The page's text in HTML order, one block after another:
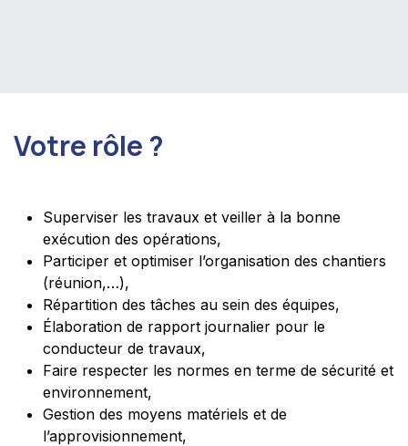
Votre rôle ?
Superviser les travaux et veiller à la bonne
exécution des opérations,
Participer et optimiser l’organisation des chantiers
(réunion,…),
Répartition des tâches au sein des équipes,
Élaboration de rapport journalier pour le
conducteur de travaux,
Faire respecter les normes en terme de sécurité et
environnement,
Gestion des moyens matériels et de
l’approvisionnement,